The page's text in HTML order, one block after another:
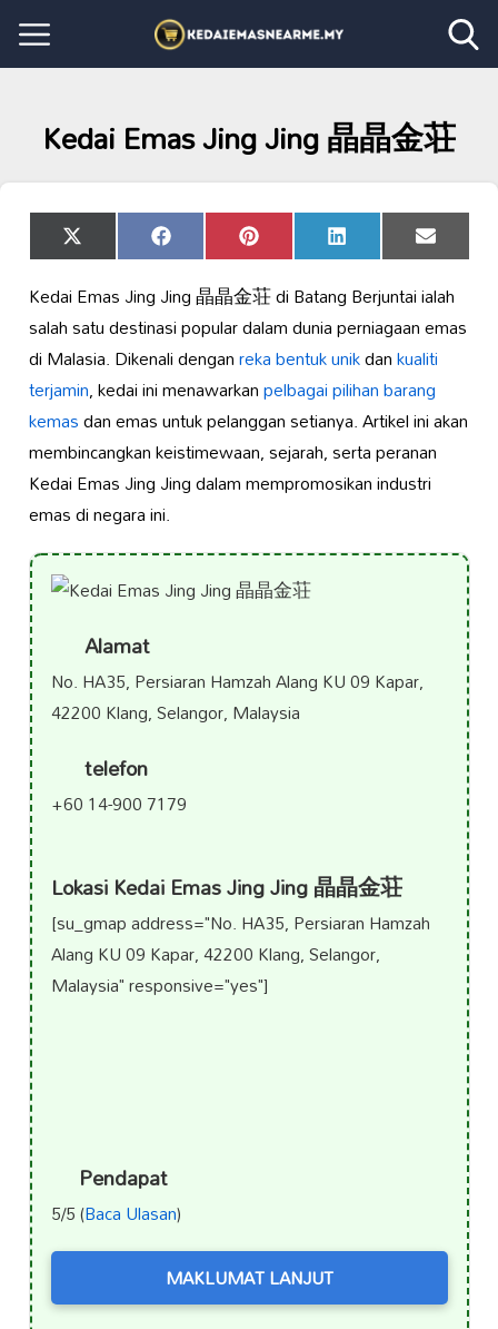
Kedai Emas Jing Jing 晶晶金荘
Share
on
X
(Twitter)
Share
on
Facebook Share
on
Pinterest Share
on
LinkedIn Share
on
Email
Kedai Emas Jing Jing 晶晶金荘 di Batang Berjuntai ialah
salah satu destinasi popular dalam dunia perniagaan emas
di Malasia. Dikenali denganreka bentuk unikdankualiti
terjamin, kedai ini menawarkanpelbagai pilihan barang
kemasdan emas untuk pelanggan setianya. Artikel ini akan
membincangkan keistimewaan, sejarah, serta peranan
Kedai Emas Jing Jing dalam mempromosikan industri
emas di negara ini.
Alamat
No. HA35, Persiaran Hamzah Alang KU 09 Kapar,
42200 Klang, Selangor, Malaysia
telefon
+60 14-900 7179
Lokasi Kedai Emas Jing Jing 晶晶金荘
[su_gmap address="No. HA35, Persiaran Hamzah
Alang KU 09 Kapar, 42200 Klang, Selangor,
Malaysia" responsive="yes"]
Pendapat
5/5 (Baca Ulasan)
MAKLUMAT LANJUT